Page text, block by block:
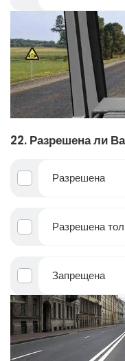
22. Разрешена ли
Разрешена
Разрешена
Запрещена